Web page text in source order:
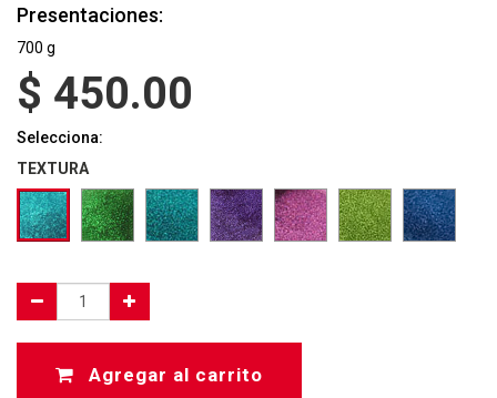
Presentaciones:
700 g
$ 450.00
Selecciona:
TEXTURA
Agregar al carrito